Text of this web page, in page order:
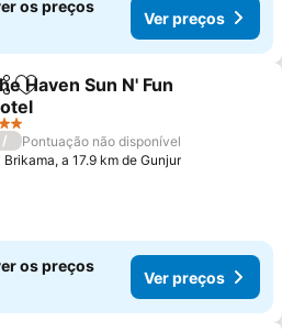
os preços
Ver preços
Adicionar aos favoritos
Haven Sun N' Fun
preços
/
Pontuação não disponível
Brikama, a 17.9 km de Gunjur
os preços
Ver preços